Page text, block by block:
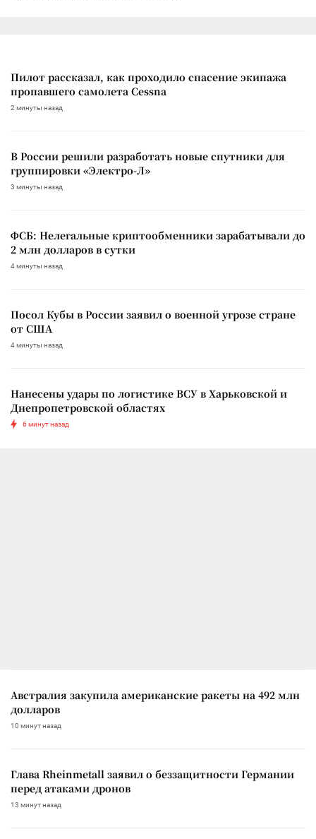
Пилот рассказал, как проходило спасение экипажа
пропавшего самолета Cessna
2 минуты назад
В России решили разработать новые спутники для
группировки «Электро-Л»
3 минуты назад
ФСБ: Нелегальные криптообменники зарабатывали до
2 млн долларов в сутки
4 минуты назад
Посол Кубы в России заявил о военной угрозе стране
от США
4 минуты назад
Нанесены удары по логистике ВСУ в Харьковской и
Днепропетровской областях
6 минут назад
Австралия закупила американские ракеты на 492 млн
долларов
10 минут назад
Глава Rheinmetall заявил о беззащитности Германии
перед атаками дронов
13 минут назад